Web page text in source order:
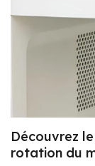
Découvrez
rotation du